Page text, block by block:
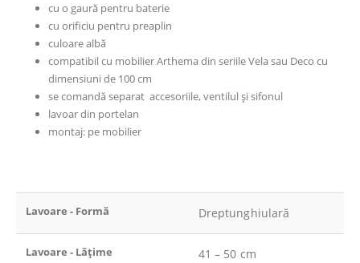
cu o gaură pentru baterie
cu orificiu pentru preaplin
culoare albă
compatibil cu mobilier Arthema din seriile Vela sau Deco cu
dimensiuni de 100 cm
se comandă separat accesoriile, ventilul și sifonul
lavoar din portelan
montaj: pe mobilier
Lavoare - Formă Dreptunghiulară
Lavoare - Lățime 41 – 50 cm